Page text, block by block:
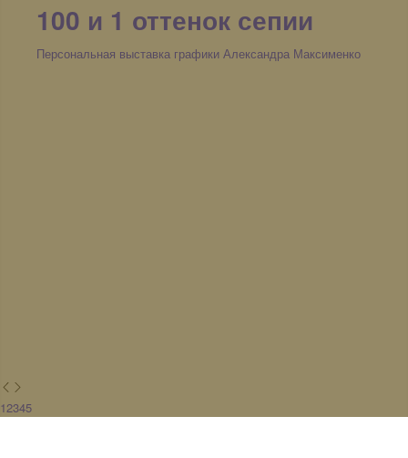
100 и 1 оттенок сепии
Персональная выставка графики Александра Максименко
12345